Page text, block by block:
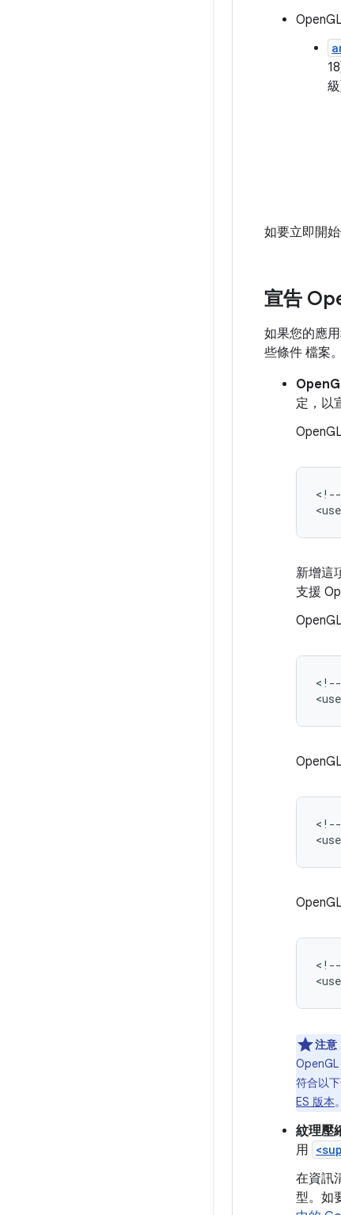
級
如要立即開
宣告
如果您的應
些條件 檔案
定，以
<!--
新增這
支援
<!--
<!--
<!--
注意
OpenGL
符合以
ES 版本。
紋理壓
用
在資訊
型。如